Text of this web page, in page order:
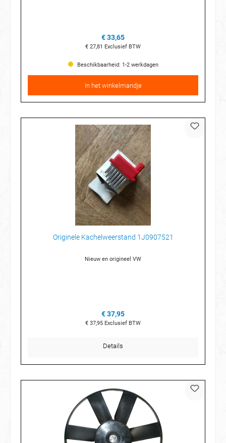
€ 33,65
€ 27,81 Exclusief BTW
Beschikbaarheid: 1-2 werkdagen
In het winkelmandje
Originele Kachelweerstand 1J0907521
Nieuw en origineel VW
€ 37,95
€ 37,95 Exclusief BTW
Details